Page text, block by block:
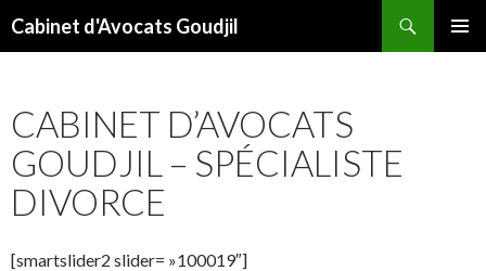
Cabinet d'Avocats Goudjil
CABINET D’AVOCATS
GOUDJIL – SPÉCIALISTE
DIVORCE
[smartslider2 slider= »100019″]